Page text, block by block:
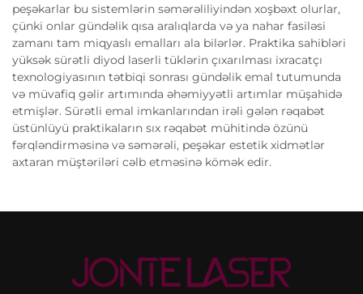
peşəkarlar bu sistemlərin səmərəliliyindən xoşbəxt olurlar,
çünki onlar gündəlik qısa aralıqlarda və ya nahar fasiləsi
zamanı tam miqyaslı emalları ala bilərlər. Praktika sahibləri
yüksək sürətli diyod laserli tüklərin çıxarılması ixracatçı
texnologiyasının tətbiqi sonrası gündəlik emal tutumunda
və müvafiq gəlir artımında əhəmiyyətli artımlar müşahidə
etmişlər. Sürətli emal imkanlarından irəli gələn rəqabət
üstünlüyü praktikaların sıx rəqabət mühitində özünü
fərqləndirməsinə və səmərəli, peşəkar estetik xidmətlər
axtaran müştəriləri cəlb etməsinə kömək edir.